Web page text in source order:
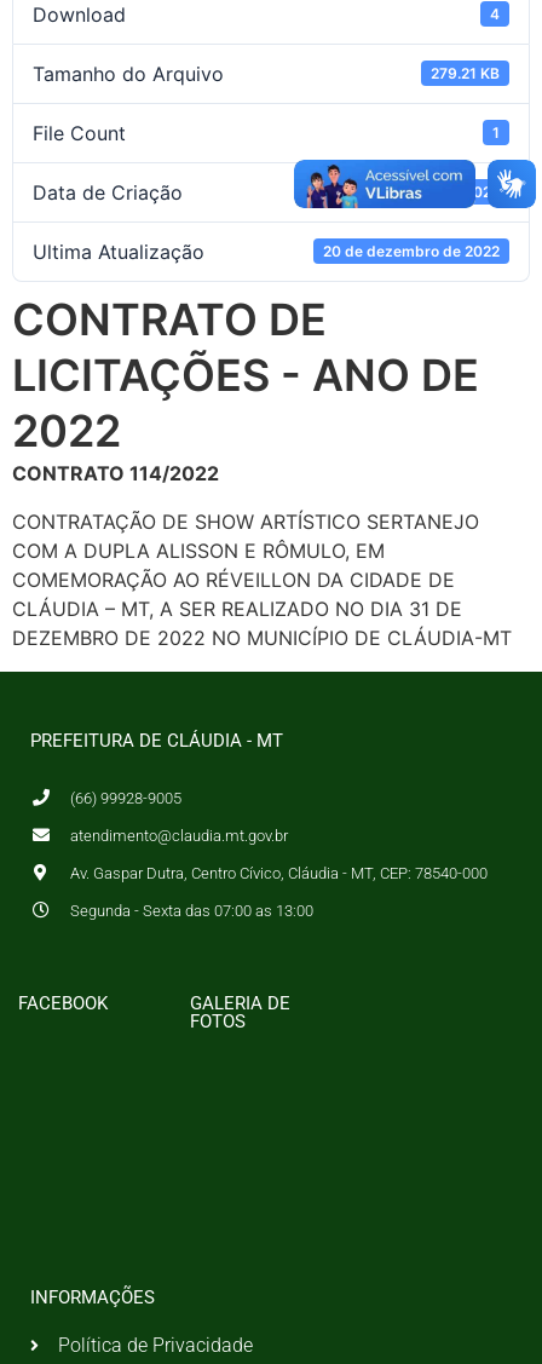
Download 4
Tamanho do Arquivo 279.21 KB
File Count 1
Data de Criação 20 de dezembro de 2022
Ultima Atualização 20 de dezembro de 2022
CONTRATO DE
LICITAÇÕES - ANO DE
2022
CONTRATO 114/2022
CONTRATAÇÃO DE SHOW ARTÍSTICO SERTANEJO
COM A DUPLA ALISSON E RÔMULO, EM
COMEMORAÇÃO AO RÉVEILLON DA CIDADE DE
CLÁUDIA – MT, A SER REALIZADO NO DIA 31 DE
DEZEMBRO DE 2022 NO MUNICÍPIO DE CLÁUDIA-MT
PREFEITURA DE CLÁUDIA - MT
(66) 99928-9005
atendimento@claudia.mt.gov.br
Av. Gaspar Dutra, Centro Cívico, Cláudia - MT, CEP: 78540-000
Segunda - Sexta das 07:00 as 13:00
FACEBOOK
GALERIA DE
FOTOS
INFORMAÇÕES
Política de Privacidade